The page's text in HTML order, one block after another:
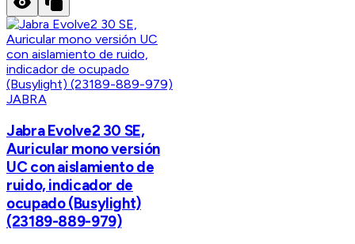
JABRA
Jabra Evolve2 30 SE,
Auricular mono versión
UC con aislamiento de
ruido, indicador de
ocupado (Busylight)
(23189-889-979)